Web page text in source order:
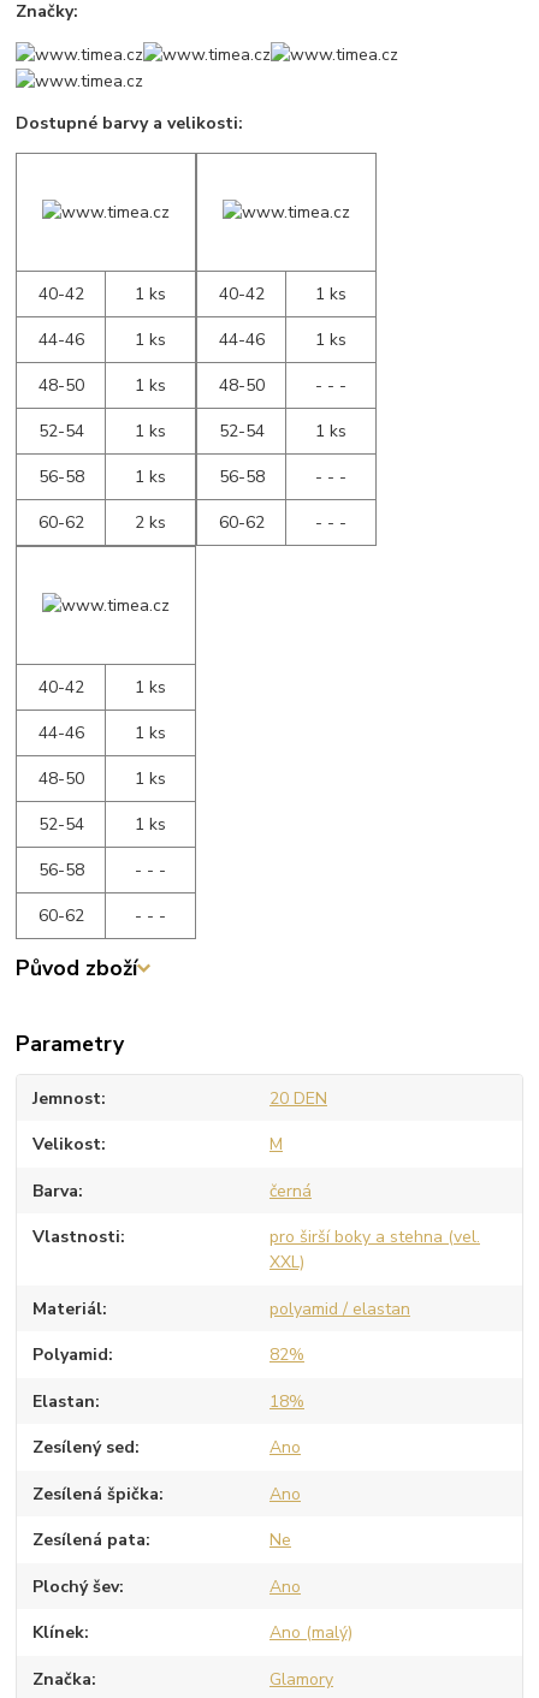
Značky:
Dostupné barvy a velikosti:
40-42
1 ks
44-46
1 ks
48-50
1 ks
52-54
1 ks
56-58
1 ks
60-62
2 ks
40-42
1 ks
44-46
1 ks
48-50
- - -
52-54
1 ks
56-58
- - -
60-62
- - -
40-42
1 ks
44-46
1 ks
48-50
1 ks
52-54
1 ks
56-58
- - -
60-62
- - -
Původ zboží
Parametry
Jemnost 20 DEN
Velikost M
Barva černá
Vlastnosti
pro širší boky a stehna (vel.
XXL)
Materiál polyamid / elastan
Polyamid 82%
Elastan 18%
Zesílený sed Ano
Zesílená špička Ano
Zesílená pata Ne
Plochý šev Ano
Klínek Ano (malý)
Značka Glamory